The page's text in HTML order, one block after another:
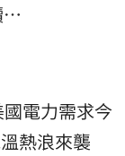
…
電力需求今
熱浪來襲